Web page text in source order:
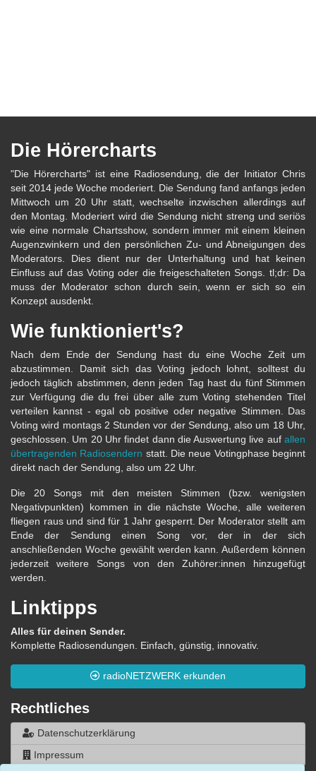
Die Hörercharts
"Die Hörercharts" ist eine Radiosendung, die der Initiator Chris
seit 2014 jede Woche moderiert. Die Sendung fand anfangs jeden
Mittwoch um 20 Uhr statt, wechselte inzwischen allerdings auf
den Montag. Moderiert wird die Sendung nicht streng und seriös
wie eine normale Chartsshow, sondern immer mit einem kleinen
Augenzwinkern und den persönlichen Zu- und Abneigungen des
Moderators. Dies dient nur der Unterhaltung und hat keinen
Einfluss auf das Voting oder die freigeschalteten Songs. tl;dr: Da
muss der Moderator schon durch sein, wenn er sich so ein
Konzept ausdenkt.
Wie funktioniert's?
Nach dem Ende der Sendung hast du eine Woche Zeit um
abzustimmen. Damit sich das Voting jedoch lohnt, solltest du
jedoch täglich abstimmen, denn jeden Tag hast du fünf Stimmen
zur Verfügung die du frei über alle zum Voting stehenden Titel
verteilen kannst - egal ob positive oder negative Stimmen. Das
Voting wird montags 2 Stunden vor der Sendung, also um 18 Uhr,
geschlossen. Um 20 Uhr findet dann die Auswertung live auf allen
übertragenden Radiosendern statt. Die neue Votingphase beginnt
direkt nach der Sendung, also um 22 Uhr.
Die 20 Songs mit den meisten Stimmen (bzw. wenigsten
Negativpunkten) kommen in die nächste Woche, alle weiteren
fliegen raus und sind für 1 Jahr gesperrt. Der Moderator stellt am
Ende der Sendung einen Song vor, der in der sich
anschließenden Woche gewählt werden kann. Außerdem können
jederzeit weitere Songs von den Zuhörer:innen hinzugefügt
werden.
Linktipps
Alles für deinen Sender.
Komplette Radiosendungen. Einfach, günstig, innovativ.
radioNETZWERK erkunden
Rechtliches
Datenschutzerklärung
Impressum